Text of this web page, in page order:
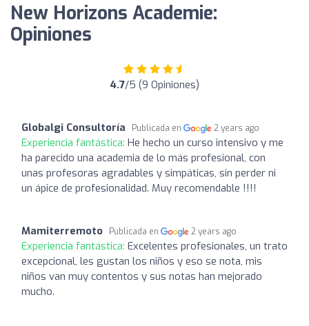
New Horizons Academie:
Opiniones
4.7/5 (9 Opiniones)
Globalgi Consultoría Publicada en 2 years ago
Experiencia fantástica: He hecho un curso intensivo y me
ha parecido una academia de lo más profesional, con
unas profesoras agradables y simpáticas, sin perder ni
un ápice de profesionalidad. Muy recomendable !!!!
Mamiterremoto Publicada en 2 years ago
Experiencia fantástica: Excelentes profesionales, un trato
excepcional, les gustan los niños y eso se nota, mis
niños van muy contentos y sus notas han mejorado
mucho.